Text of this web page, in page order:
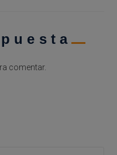
comentar.